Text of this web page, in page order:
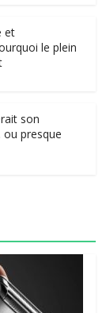
et
le plein
son
presque